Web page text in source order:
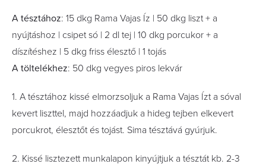
A tésztához: 15 dkg Rama Vajas Íz | 50 dkg liszt + a
nyújtáshoz | csipet só | 2 dl tej | 10 dkg porcukor + a
díszítéshez | 5 dkg friss élesztő | 1 tojás
A töltelékhez: 50 dkg vegyes piros lekvár
1. A tésztához kissé elmorzsoljuk a Rama Vajas Ízt a sóval
kevert liszttel, majd hozzáadjuk a hideg tejben elkevert
porcukrot, élesztőt és tojást. Sima tésztává gyúrjuk.
2. Kissé lisztezett munkalapon kinyújtjuk a tésztát kb. 2-3